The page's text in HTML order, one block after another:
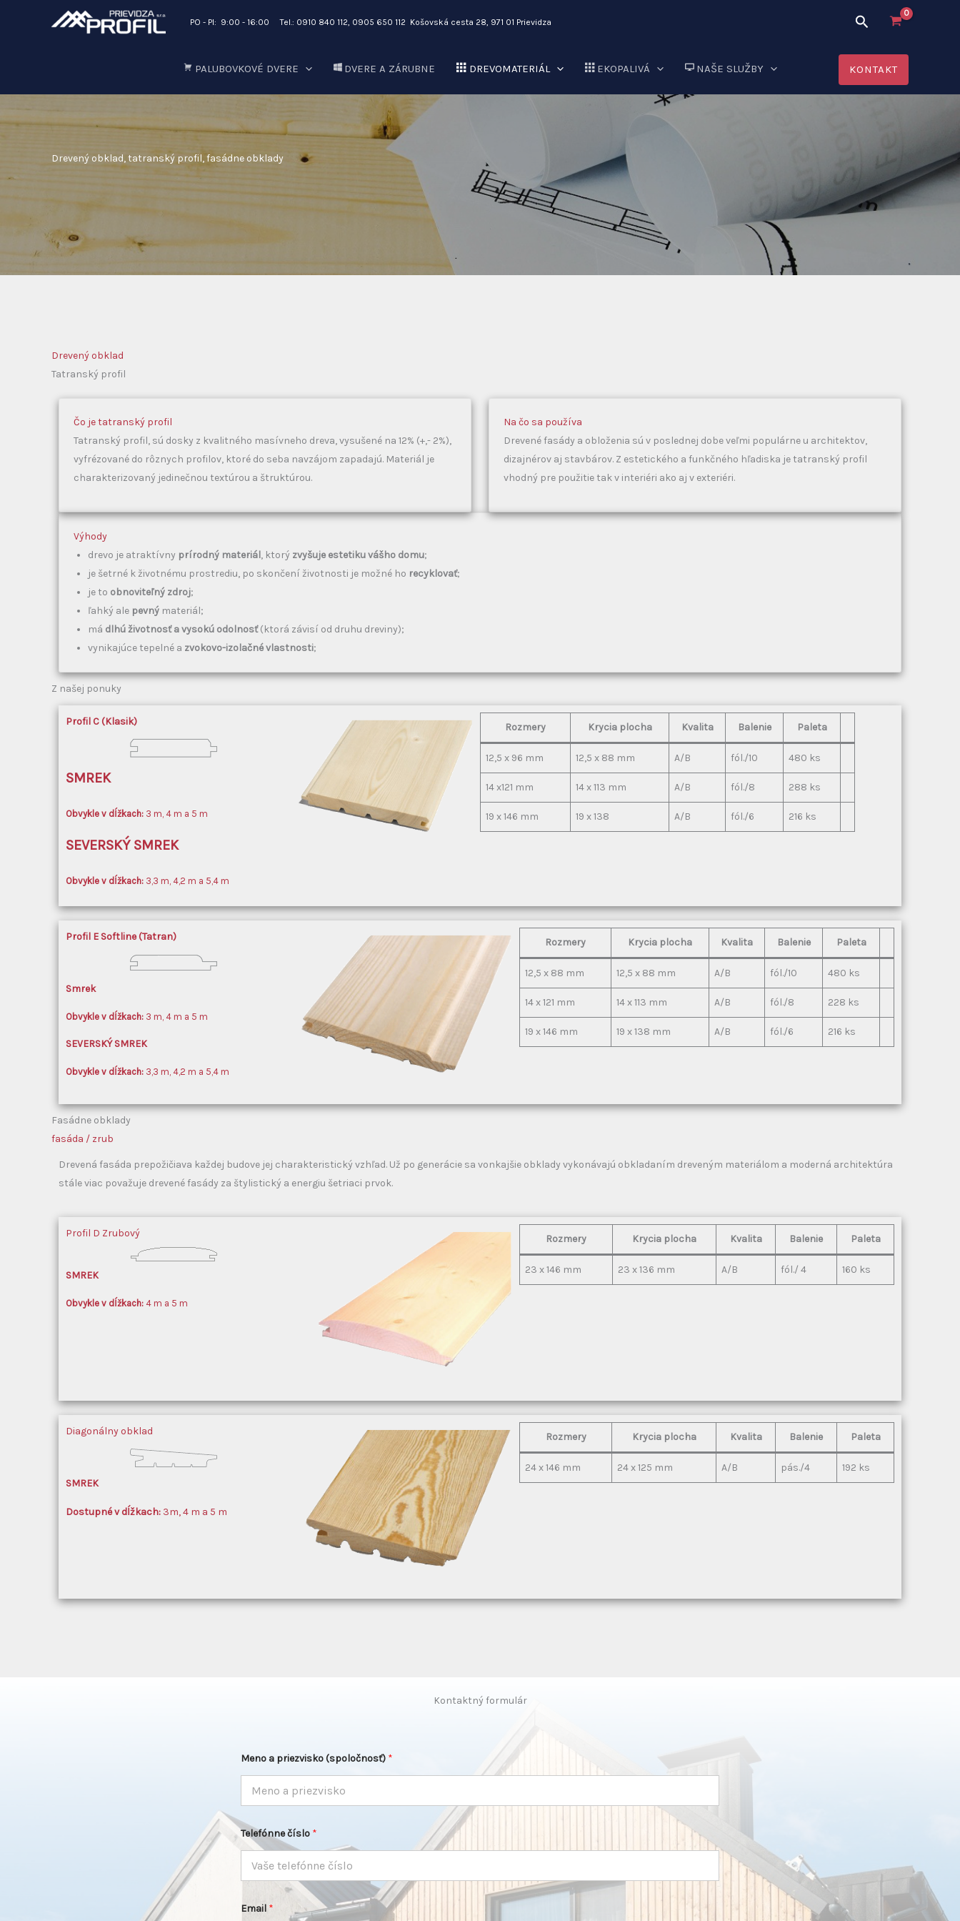
PO - PI: 9:00 - 16:00 Tel.: 0910 840 112, 0905 650 112 Košovská cesta 28, 971 01 Prievidza Hľadať
PALUBOVKOVÉ DVERE DVERE A ZÁRUBNE DREVOMATERIÁL EKOPALIVÁ NAŠE SLUŽBY KONTAKT
DOMOV DREVENÝ OBKLAD
Drevený obklad, tatranský profil, fasádne obklady
Drevený obklad
Tatranský profil
Čo je tatranský profil
Tatranský profil, sú dosky z kvalitného masívneho dreva, vysušené na 12% (+,- 2%),
vyfrézované do rôznych profilov, ktoré do seba navzájom zapadajú. Materiál je
charakterizovaný jedinečnou textúrou a štruktúrou.
Na čo sa používa
Drevené fasády a obloženia sú v poslednej dobe veľmi populárne u architektov,
dizajnérov aj stavbárov. Z estetického a funkčného hľadiska je tatranský profil
vhodný pre použitie tak v interiéri ako aj v exteriéri.
Výhody
drevo je atraktívny prírodný materiál, ktorý zvyšuje estetiku vášho domu;
je šetrné k životnému prostrediu, po skončení životnosti je možné ho recyklovať;
je to obnoviteľný zdroj;
ľahký ale pevný materiál;
má dlhú životnosť a vysokú odolnosť(ktorá závisí od druhu dreviny);
vynikajúce tepelné a zvokovo-izolačné vlastnosti;
Z našej ponuky
Profil C (Klasik)
SMREK
Obvykle v dĺžkach: 3 m, 4 m a 5 m
SEVERSKÝ SMREK
Obvykle v dĺžkach: 3,3 m, 4,2 m a 5,4 m
Rozmery Krycia plocha Kvalita Balenie Paleta
12,5 x 96 mm 12,5 x 88 mm A/B fól./10 480 ks
14 x121 mm 14 x 113 mm A/B fól./8 288 ks
19 x 146 mm 19 x 138 A/B fól./6 216 ks
Profil E Softline (Tatran)
Smrek
Obvykle v dĺžkach: 3 m, 4 m a 5 m
SEVERSKÝ SMREK
Obvykle v dĺžkach: 3,3 m, 4,2 m a 5,4 m
Rozmery Krycia plocha Kvalita Balenie Paleta
12,5 x 88 mm 12,5 x 88 mm A/B fól./10 480 ks
14 x 121 mm 14 x 113 mm A/B fól./8 228 ks
19 x 146 mm 19 x 138 mm A/B fól./6 216 ks
Fasádne obklady
fasáda / zrub
Drevená fasáda prepožičiava každej budove jej charakteristický vzhľad. Už po generácie sa vonkajšie obklady vykonávajú obkladaním dreveným materiálom a moderná architektúra
stále viac považuje drevené fasády za štylistický a energiu šetriaci prvok.
Profil D Zrubový
SMREK
Obvykle v dĺžkach: 4 m a 5 m
Rozmery Krycia plocha Kvalita Balenie Paleta
23 x 146 mm 23 x 136 mm A/B fól./ 4 160 ks
Diagonálny obklad
SMREK
Dostupné v dĺžkach: 3m, 4 m a 5 m
Rozmery Krycia plocha Kvalita Balenie Paleta
24 x 146 mm 24 x 125 mm A/B pás./4 192 ks
Kontaktný formulár
Meno a priezvisko (spoločnosť) *
S
l
r
V
Telefónne číslo *
Email *